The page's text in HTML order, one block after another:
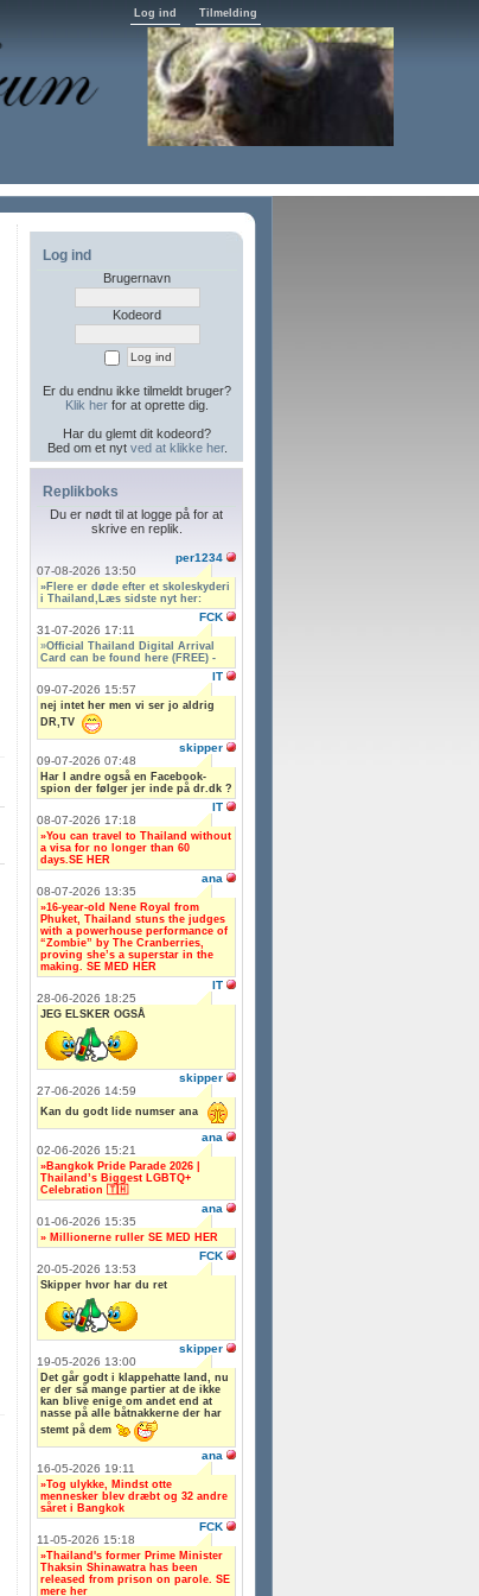
Log ind Tilmelding
Log ind
Brugernavn
Kodeord
Er du endnu ikke tilmeldt bruger?
Klik her for at oprette dig.
Har du glemt dit kodeord?
Bed om et nyt ved at klikke her.
Replikboks
Du er nødt til at logge på for at
skrive en replik.
per1234
07-08-2026 13:50
»Flere er døde efter et skoleskyderi
i Thailand,Læs sidste nyt her:
FCK
31-07-2026 17:11
»Official Thailand Digital Arrival
Card can be found here (FREE) -
IT
09-07-2026 15:57
nej intet her men vi ser jo aldrig
DR,TV
skipper
09-07-2026 07:48
Har I andre også en Facebook-
spion der følger jer inde på dr.dk ?
IT
08-07-2026 17:18
»You can travel to Thailand without
a visa for no longer than 60
days.SE HER
ana
08-07-2026 13:35
»16-year-old Nene Royal from
Phuket, Thailand stuns the judges
with a powerhouse performance of
“Zombie” by The Cranberries,
proving she’s a superstar in the
making. SE MED HER
IT
28-06-2026 18:25
JEG ELSKER OGSÅ
skipper
27-06-2026 14:59
Kan du godt lide numser ana
ana
02-06-2026 15:21
»Bangkok Pride Parade 2026 |
Thailand’s Biggest LGBTQ+
Celebration 🇹🇭
ana
01-06-2026 15:35
» Millionerne ruller SE MED HER
FCK
20-05-2026 13:53
Skipper hvor har du ret
skipper
19-05-2026 13:00
Det går godt i klappehatte land, nu
er der så mange partier at de ikke
kan blive enige om andet end at
nasse på alle båtnakkerne der har
stemt på dem
ana
16-05-2026 19:11
»Tog ulykke, Mindst otte
mennesker blev dræbt og 32 andre
såret i Bangkok
FCK
11-05-2026 15:18
»Thailand's former Prime Minister
Thaksin Shinawatra has been
released from prison on parole. SE
mere her